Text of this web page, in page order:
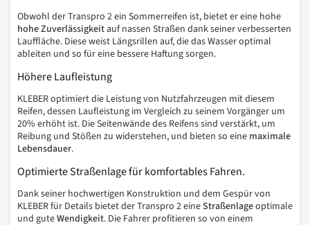
Obwohl der Transpro 2 ein Sommerreifen ist, bietet er eine hohe
hohe Zuverlässigkeitauf nassen Straßen dank seiner verbesserten
Lauffläche. Diese weist Längsrillen auf, die das Wasser optimal
ableiten und so für eine bessere Haftung sorgen.
Höhere Laufleistung
KLEBER optimiert die Leistung von Nutzfahrzeugen mit diesem
Reifen, dessen Laufleistung im Vergleich zu seinem Vorgänger um
20% erhöht ist. Die Seitenwände des Reifens sind verstärkt, um
Reibung und Stößen zu widerstehen, und bieten so eine maximale
Lebensdauer.
Optimierte Straßenlage für komfortables Fahren.
Dank seiner hochwertigen Konstruktion und dem Gespür von
KLEBER für Details bietet der Transpro 2 eineStraßenlageoptimale
und guteWendigkeit. Die Fahrer profitieren so von einem